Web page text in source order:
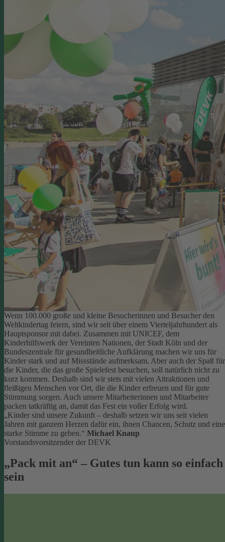
Wenn 100.000 große und kleine Besucherinnen und Besucher den
Weltkindertag feiern, sind wir seit über einem Vierteljahrhundert als
Hauptsponsor mit dabei. Zusammen mit UNICEF, dem
Kinderhilfswerk der Vereinten Nationen, der Stadt Köln und der
Bundeszentrale für gesundheitliche Aufklärung machen wir uns für
Kinder stark und auf Missstände aufmerksam. Aber auch der Spaß für
die Kinder, die das große Spielefest besuchen, soll natürlich nicht zu
kurz kommen. Deshalb sind wir stets mit vielen Attraktionen und
fleißigen Menschen vor Ort, die die Kinder erfreuen und für gute
Stimmung sorgen. Auch unsere Mitarbeiterinnen und Mitarbeiter
packen tatkräftig an, damit das Fest ein voller Erfolg wird.
„Kinder sind unsere Zukunft – deshalb setzen wir uns seit vielen
Jahren mit ganzem Herzen dafür ein, ihnen Chancen, Schutz und eine
starke Stimme zu geben.“ Michael Knaup
Vorstandsvorsitzender der DEVK
„Pack mit an“ – Gutes tun kann so einfach
sein